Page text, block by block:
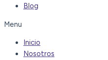
Blog
Menu
Inicio
Nosotros